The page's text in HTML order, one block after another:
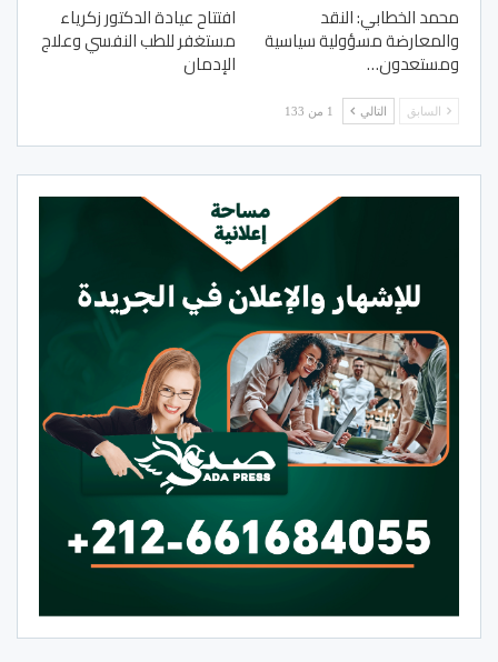
محمد الخطابي: النقد
والمعارضة مسؤولية سياسية
ومستعدون…
افتتاح عيادة الدكتور زكرياء
مستغفر للطب النفسي وعلاج
الإدمان
السابق التالي 1 من 133